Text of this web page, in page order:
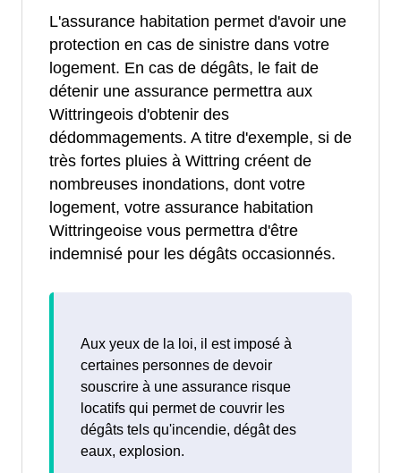
L'assurance habitation permet d'avoir une
protection en cas de sinistre dans votre
logement. En cas de dégâts, le fait de
détenir une assurance permettra aux
Wittringeois d'obtenir des
dédommagements. A titre d'exemple, si de
très fortes pluies à Wittring créent de
nombreuses inondations, dont votre
logement, votre assurance habitation
Wittringeoise vous permettra d'être
indemnisé pour les dégâts occasionnés.
Aux yeux de la loi, il est imposé à
certaines personnes de devoir
souscrire à une assurance risque
locatifs qui permet de couvrir les
dégâts tels qu'incendie, dégât des
eaux, explosion.